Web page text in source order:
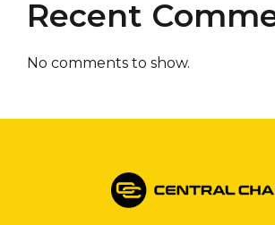
Recent
No comments to show.